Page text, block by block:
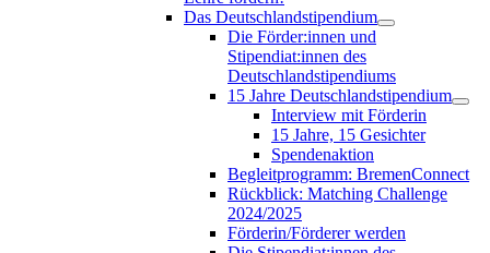
Das Deutschlandstipendium
Die Förder:innen und
Stipendiat:innen des
Deutschlandstipendiums
15 Jahre Deutschlandstipendium
Interview mit Förderin
15 Jahre, 15 Gesichter
Spendenaktion
Begleitprogramm: BremenConnect
Rückblick: Matching Challenge
2024/2025
Förderin/Förderer werden